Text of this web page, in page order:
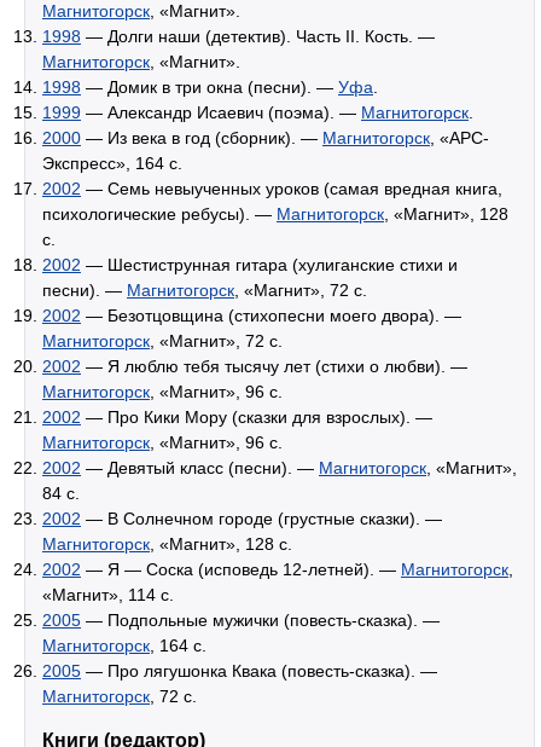
Магнитогорск , «Магнит».
1998 — Долги наши (детектив). Часть II. Кость. —
Магнитогорск , «Магнит».
1998 — Домик в три окна (песни). — Уфа
1999 — Александр Исаевич (поэма). — Магнитогорск
2000 — Из века в год (сборник). — Магнитогорск , «АРС-
Экспресс», 164 с.
2002 — Семь невыученных уроков (самая вредная книга,
психологические ребусы). — Магнитогорск , «Магнит», 128
с.
2002 — Шестиструнная гитара (хулиганские стихи и
песни). — Магнитогорск , «Магнит», 72 с.
2002 — Безотцовщина (стихопесни моего двора). —
Магнитогорск , «Магнит», 72 с.
2002 — Я люблю тебя тысячу лет (стихи о любви). —
Магнитогорск , «Магнит», 96 с.
2002 — Про Кики Мору (сказки для взрослых). —
Магнитогорск , «Магнит», 96 с.
2002 — Девятый класс (песни). — Магнитогорск , «Магнит»,
84 с.
2002 — В Солнечном городе (грустные сказки). —
Магнитогорск , «Магнит», 128 с.
2002 — Я — Соска (исповедь 12-летней). — Магнитогорск
«Магнит», 114 с.
2005 — Подпольные мужички (повесть-сказка). —
Магнитогорск , 164 с.
2005 — Про лягушонка Квака (повесть-сказка). —
Магнитогорск , 72 с.
Книги (редактор)